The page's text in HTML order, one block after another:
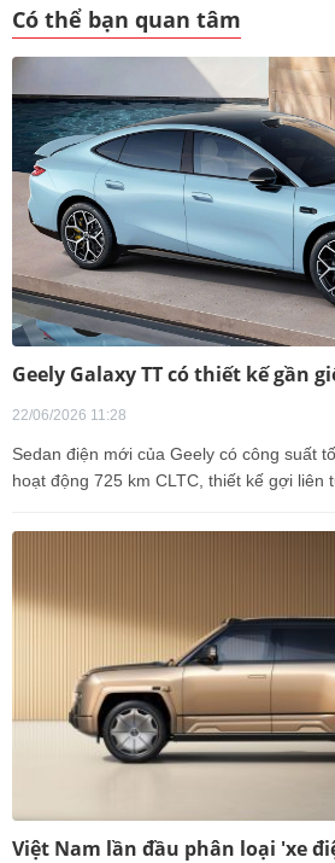
Có thể bạn quan tâm
Geely Galaxy TT có thiết kế gần
22/06/2026 11:28
Sedan điện mới của Geely có công suất
hoạt động 725 km CLTC, thiết kế gợi liên
Việt Nam lần đầu phân loại 'xe